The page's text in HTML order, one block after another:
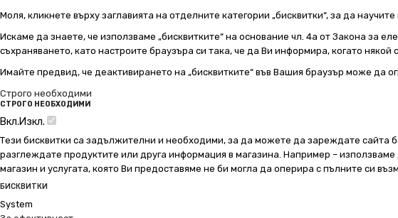
Моля, кликнете върху заглавията на отделните категории „бисквитки“, за да
Искаме да знаете, че използваме „бисквитките“ на основание чл. 4а от Закона за
съхраняването, като настроите браузъра си така, че да Ви информира, когато
Имайте предвид, че деактивирането на „бисквитките“ във Вашия браузър може да
Строго необходими
СТРОГО НЕОБХОДИМИ
Вкл.Изкл.
Тези бисквитки са задължителни и необходими, за да можете да зареждате сайта
разглеждате продуктите или друга информация в магазина. Например –
магазин и услугата, която Ви предоставяме не би могла да оперира с пълните си
БИСКВИТКИ
System